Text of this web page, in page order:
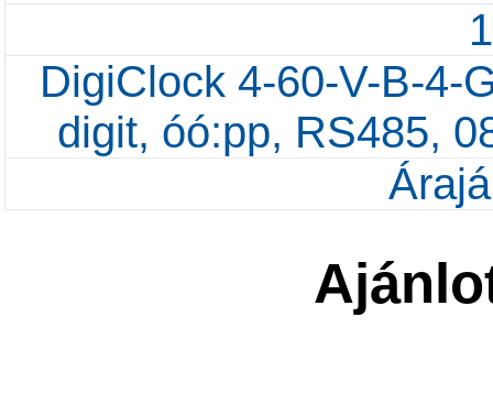
DigiClock 4-60-V-B-4-
digit, óó:pp, RS485,